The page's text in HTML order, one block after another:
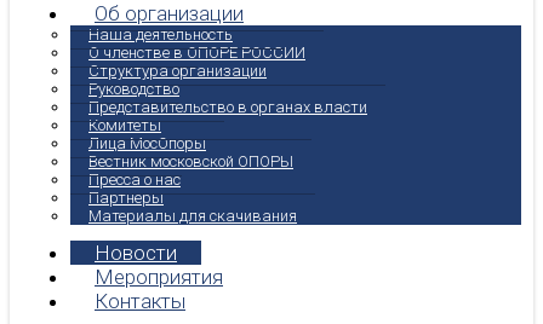
Об организации
Наша деятельность
О членстве в ОПОРЕ РОССИИ
Структура организации
Руководство
Представительство в органах власти
Комитеты
Лица МосОпоры
Вестник московской ОПОРЫ
Пресса о нас
Партнеры
Материалы для скачивания
Новости
Мероприятия
Контакты